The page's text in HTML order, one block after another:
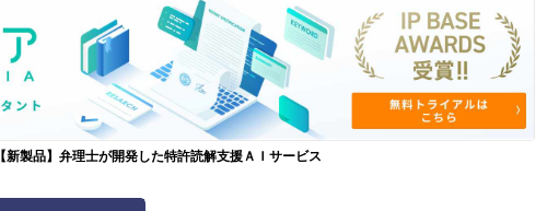
【新製品】弁理士が開発した特許読解支援ＡＩサービス